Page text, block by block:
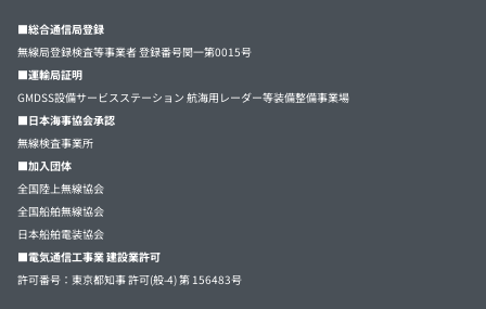
■総合通信局登録
無線局登録検査等事業者 登録番号関一第0015号
■運輸局証明
GMDSS設備サービスステーション 航海用レーダー等装備整備事業場
■日本海事協会承認
無線検査事業所
■加入団体
全国陸上無線協会
全国船舶無線協会
日本船舶電装協会
■電気通信工事業 建設業許可
許可番号：東京都知事 許可(般-4) 第 156483号